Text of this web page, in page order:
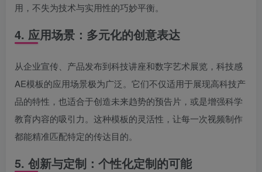
用，不失为技术与实用性的巧妙平衡。
4. 应用场景：多元化的创意表达
从企业宣传、产品发布到科技讲座和数字艺术展览，科技感
AE模板的应用场景极为广泛。它们不仅适用于展现高科技产
品的特性，也适合于创造未来趋势的预告片，或是增强科学
教育内容的吸引力。这种模板的灵活性，让每一次视频制作
都能精准匹配特定的传达目的。
5. 创新与定制：个性化定制的可能